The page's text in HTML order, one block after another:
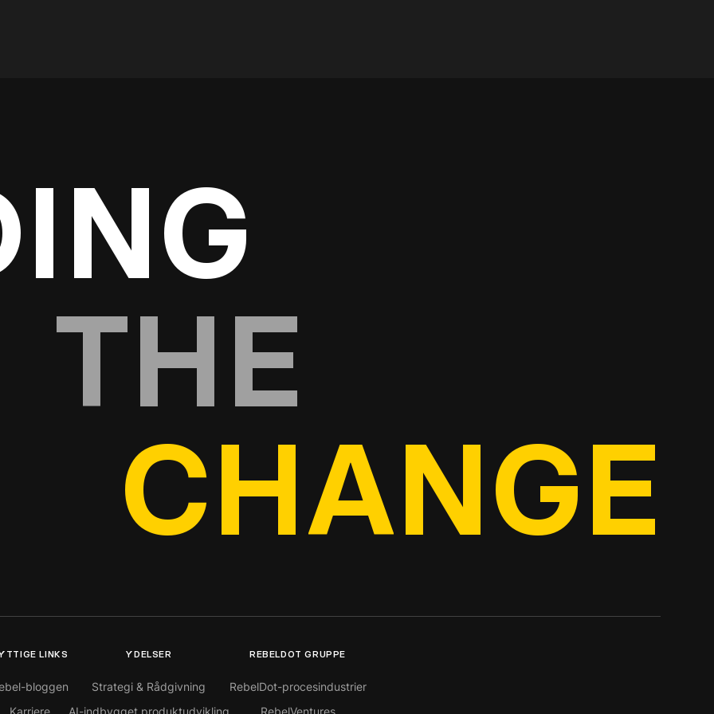
THE
CHANGE
LINKS
bloggen
Karriere
YDELSER
Strategi & Rådgivning
AI-indbygget produktudvikling
REBELDOT GRUPPE
RebelDot-procesindustrier
RebelVentures